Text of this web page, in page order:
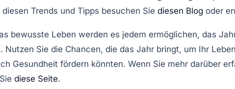
Trends und Tipps besuchen Sie diesen Blog oder
bewusste Leben werden es jedem ermöglichen, das
Nutzen Sie die Chancen, die das Jahr bringt, um Ihr
Gesundheit fördern könnten. Wenn Sie mehr darüber
diese Seite.